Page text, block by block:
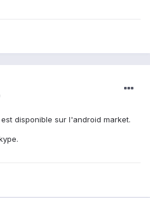
disponible sur l'android market.